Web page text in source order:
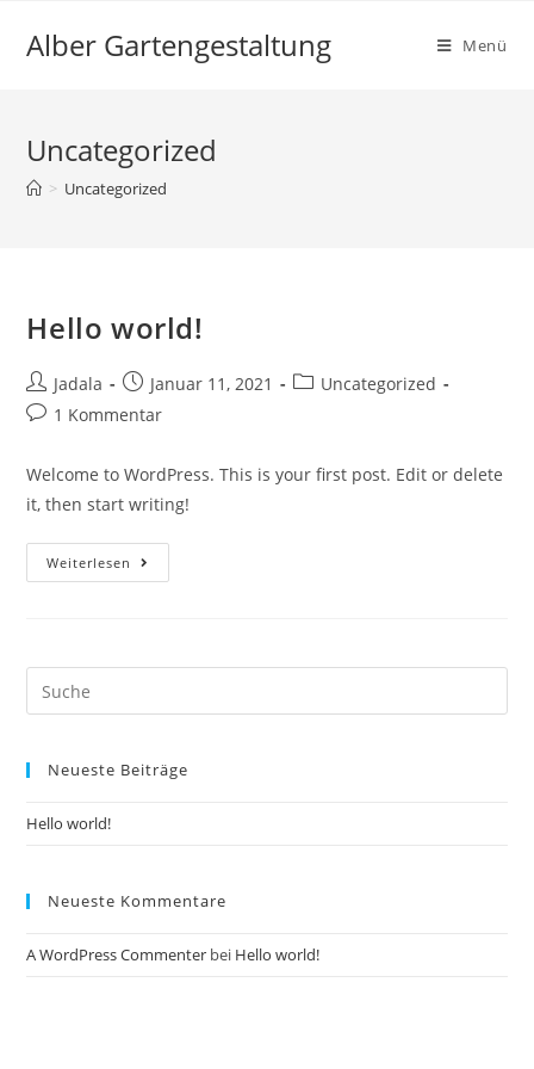
InhaltAlber Gartengestaltung Menü
Uncategorized
> Uncategorized
Hello world!
Beitrags-
Autor:
Jadala
Beitrag
veröffentlicht:
Januar 11, 2021
Beitrags-
Uncategorized
Beitrags-
1 Kommentar
Welcome to WordPress. This is your first post. Edit or delete
it, then start writing!
Weiterlesen
world!
Suche
nach:
Neueste Beiträge
Hello world!
Neueste Kommentare
A WordPress Commenter bei Hello world!